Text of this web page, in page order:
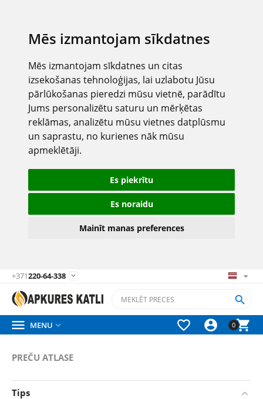
Mēs izmantojam sīkdatnes
Mēs izmantojam sīkdatnes un citas
izsekošanas tehnoloģijas, lai uzlabotu Jūsu
pārlūkošanas pieredzi mūsu vietnē, parādītu
Jums personalizētu saturu un mērķētas
reklāmas, analizētu mūsu vietnes datplūsmu
un saprastu, no kurienes nāk mūsu
apmeklētāji.
Es piekrītu
Es noraidu
Mainīt manas preferences
+371220-64-338 
0



 MENU 
PREČU ATLASE
Tips